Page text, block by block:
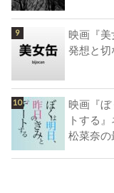
映画『
発想と切
映画『
トする
松菜奈の